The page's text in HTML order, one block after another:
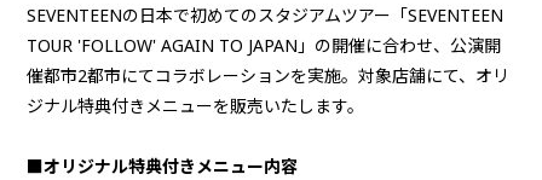
SEVENTEENの日本で初めてのスタジアムツアー「SEVENTEEN
TOUR 'FOLLOW' AGAIN TO JAPAN」の開催に合わせ、公演開
催都市2都市にてコラボレーションを実施。対象店舗にて、オリ
ジナル特典付きメニューを販売いたします。
■オリジナル特典付きメニュー内容